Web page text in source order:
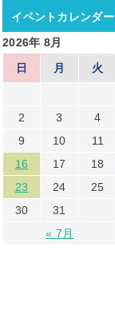
イベントカレンダー
2026年 8月
日
月 火
2
3 4
9
10 11
16
17 18
23
24 25
30
31
« 7月